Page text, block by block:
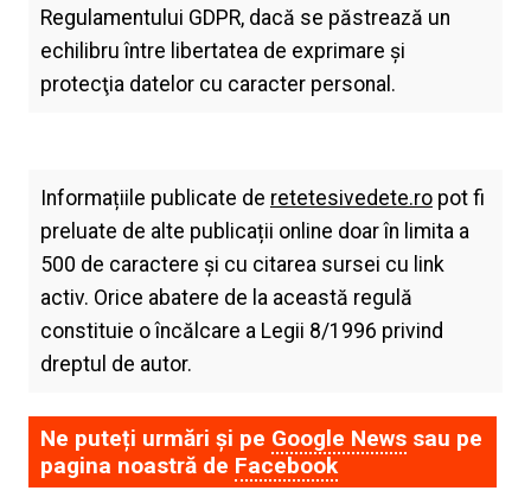
Regulamentului GDPR, dacă se păstrează un
echilibru între libertatea de exprimare şi
protecţia datelor cu caracter personal.
Informațiile publicate de retetesivedete.ropot fi
preluate de alte publicații online doar în limita a
500 de caractere și cu citarea sursei cu link
activ. Orice abatere de la această regulă
constituie o încălcare a Legii 8/1996 privind
dreptul de autor.
Ne puteți urmări și pe Google Newssau pe
pagina noastră de Facebook